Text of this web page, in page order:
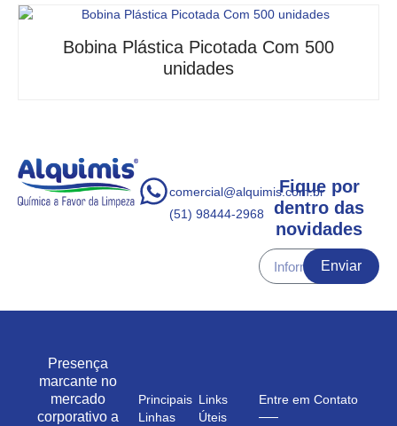
Bobina Plástica Picotada Com 500
unidades
comercial@alquimis.com.br
(51) 98444-2968
Fique por
dentro das
novidades
Enviar
Presença
marcante no
mercado
corporativo a
Principais
Linhas
Links
Úteis
Entre em Contato